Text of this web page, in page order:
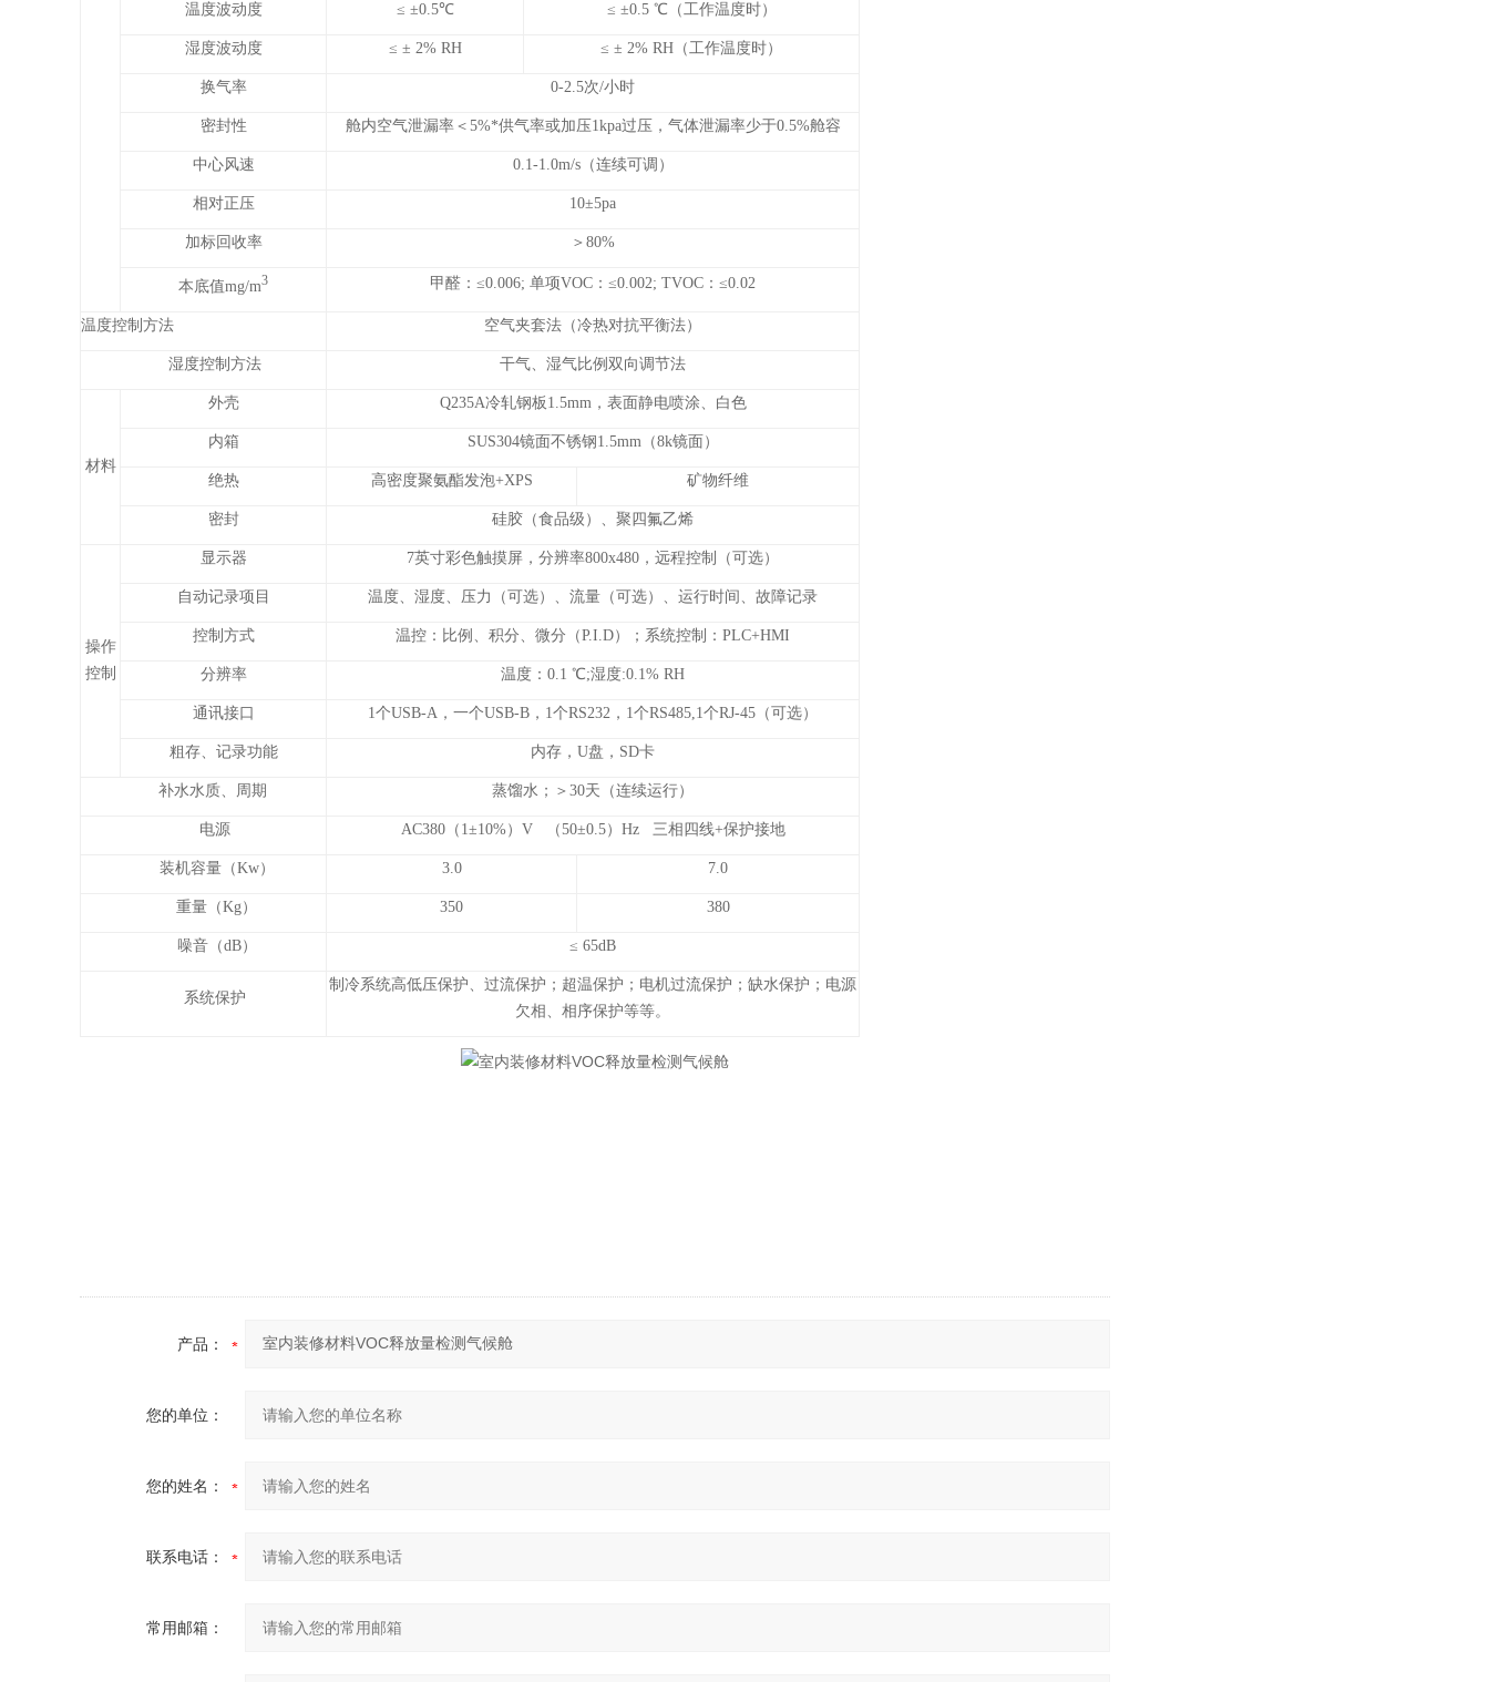
温度波动度 ≤ ±0.5℃ ≤ ±0.5 ℃（工作温度时）
湿度波动度 ≤ ± 2% RH ≤ ± 2% RH（工作温度时）
换气率 0-2.5次/小时
密封性 舱内空气泄漏率＜5%*供气率或加压1kpa过压，气体泄漏率少于0.5%舱容
中心风速 0.1-1.0m/s（连续可调）
相对正压 10±5pa
加标回收率 ＞80%
本底值mg/m3 甲醛：≤0.006; 单项VOC：≤0.002; TVOC：≤0.02
温度控制方法 空气夹套法（冷热对抗平衡法）
湿度控制方法 干气、湿气比例双向调节法
材料
外壳 Q235A冷轧钢板1.5mm，表面静电喷涂、白色
内箱 SUS304镜面不锈钢1.5mm（8k镜面）
绝热 高密度聚氨酯发泡+XPS 矿物纤维
密封 硅胶（食品级）、聚四氟乙烯
操作
控制
显示器 7英寸彩色触摸屏，分辨率800x480，远程控制（可选）
自动记录项目 温度、湿度、压力（可选）、流量（可选）、运行时间、故障记录
控制方式 温控：比例、积分、微分（P.I.D）；系统控制：PLC+HMI
分辨率 温度：0.1 ℃;湿度:0.1% RH
通讯接口 1个USB-A，一个USB-B，1个RS232，1个RS485,1个RJ-45（可选）
粗存、记录功能 内存，U盘，SD卡
补水水质、周期 蒸馏水；＞30天（连续运行）
电源 AC380（1±10%）V （50±0.5）Hz 三相四线+保护接地
装机容量（Kw） 3.0 7.0
重量（Kg） 350 380
噪音（dB） ≤ 65dB
系统保护
制冷系统高低压保护、过流保护；超温保护；电机过流保护；缺水保护；电源
欠相、相序保护等等。
产品：
您的单位：
您的姓名：
联系电话：
常用邮箱：